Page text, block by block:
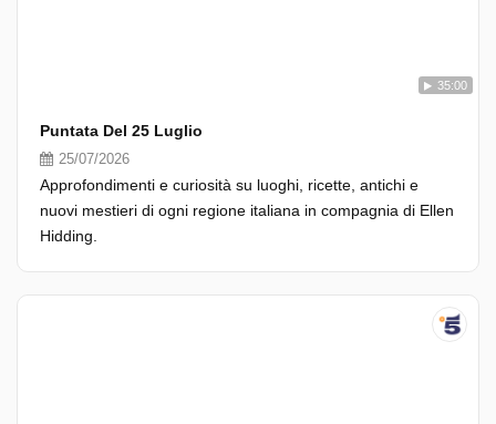
35:00
Puntata Del 25 Luglio
25/07/2026
Approfondimenti e curiosità su luoghi, ricette, antichi e
nuovi mestieri di ogni regione italiana in compagnia di Ellen
Hidding.